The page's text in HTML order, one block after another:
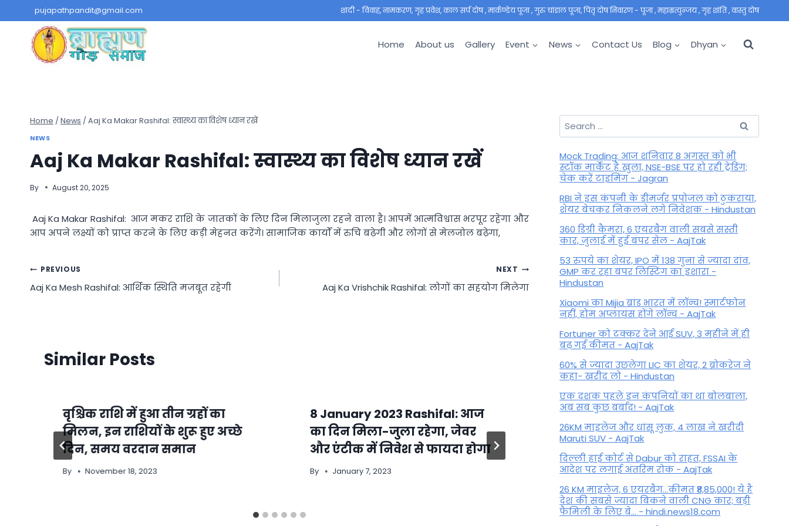
to
content
pujapathpandit@gmail.com शादी - विवाह, नामकरण, गृह प्रवेश, काल सर्प दोष , मार्कण्डेय पूजा , गुरु चांडाल पूजा, पितृ दोष निवारण - पूजा , महाम्रत्युन्जय , गृह शांति , वास्तु दोष
Home About us Gallery Event News Contact Us Blog Dhyan
Home / News / Aaj Ka Makar Rashifal: स्वास्थ्य का विशेष ध्यान रखें
NEWS
Aaj Ka Makar Rashifal: स्वास्थ्य का विशेष ध्यान रखें
By August 20, 2025
Aaj Ka Makar Rashifal: आज मकर राशि के जातकों के लिए दिन मिलाजुला रहने वाला है। आपमें आत्मविश्वास भरपूर रहेगा और
आप अपने लक्ष्यों को प्राप्त करने के लिए कड़ी मेहनत करेंगे। सामाजिक कार्यों में रुचि बढ़ेगी और लोगों से मेलजोल बढ़ेगा,
Post
navigation
PREVIOUS
Aaj Ka Mesh Rashifal: आर्थिक स्थिति मजबूत रहेगी
NEXT
Aaj Ka Vrishchik Rashifal: लोगों का सहयोग मिलेगा
Similar Posts
वृश्चिक राशि में हुआ तीन ग्रहों का
मिलन, इन राशियों के शुरू हुए अच्छे
दिन, समय वरदान समान
By November 18, 2023
8 January 2023 Rashifal: आज
का दिन मिला-जुला रहेगा, जेवर
और एंटीक में निवेश से फायदा होगा
By January 7, 2023
Vastu Upay: घर में रखना चाहिए
ये तीन चीजें, बरसेगी समृद्धि और
उन्नति
By March 29, 2023
Search
for:
Mock Trading: आज शनिवार 8 अगस्त को भी
स्टॉक मार्केट है खुला, NSE-BSE पर हो रही ट्रेडिंग;
चेक करें टाइमिंग - Jagran
RBI ने इस कंपनी के डीमर्जर प्रपोजल को ठुकराया,
शेयर बेचकर निकलने लगे निवेशक - Hindustan
360 डिग्री कैमरा, 6 एयरबैग वाली सबसे सस्ती
कार, जुलाई में हुई बंपर सेल - AajTak
53 रुपये का शेयर, IPO में 138 गुना से ज्यादा दांव,
GMP कर रहा बंपर लिस्टिंग का इशारा -
Hindustan
Xiaomi का Mijia ब्रांड भारत में लॉन्च! स्मार्टफोन
नहीं, होम अप्लायंस होंगे लॉन्च - AajTak
Fortuner को टक्कर देने आई SUV, 3 महीने में ही
बढ़ गई कीमत - AajTak
60% से ज्यादा उछलेगा LIC का शेयर, 2 ब्रोकरेज ने
कहा- खरीद लो - Hindustan
एक दशक पहले इन कंपनियों का था बोलबाला,
अब सब कुछ बर्बाद! - AajTak
26KM माइलेज और धांसू लुक, 4 लाख ने खरीदी
Maruti SUV - AajTak
दिल्ली हाई कोर्ट से Dabur को राहत, FSSAI के
आदेश पर लगाई अंतरिम रोक - AajTak
26 KM माइलेज, 6 एयरबैग...कीमत ₹8,85,000! ये है
देश की सबसे ज्यादा बिकने वाली CNG कार; बड़ी
फैमिली के लिए बे... - hindi.news18.com